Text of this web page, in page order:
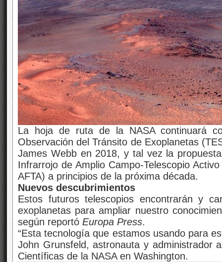
La hoja de ruta de la NASA continuará
Observación del Tránsito de Exoplanetas
James Webb en 2018, y tal vez la
Infrarrojo de Amplio Campo-Telescopio
AFTA) a principios de la próxima década.
Nuevos descubrimientos
Estos futuros telescopios encontrarán y
exoplanetas para ampliar nuestro
según reportó Europa Press.
“Esta tecnología que estamos usando para
John Grunsfeld, astronauta y administrador
Científicas de la NASA en Washington.